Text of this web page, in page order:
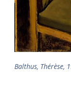
Balthus, Thérèse,